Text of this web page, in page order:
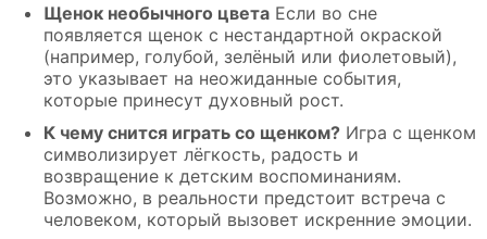
Щенок необычного цвета Если во сне
появляется щенок с нестандартной окраской
(например, голубой, зелёный или фиолетовый),
это указывает на неожиданные события,
которые принесут духовный рост.
К чему снится играть со щенком? Игра с щенком
символизирует лёгкость, радость и
возвращение к детским воспоминаниям.
Возможно, в реальности предстоит встреча с
человеком, который вызовет искренние эмоции.